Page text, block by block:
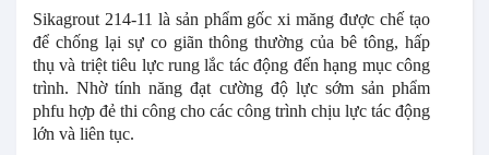
Sikagrout 214-11 là sản phẩm gốc xi măng được chế tạo
để chống lại sự co giãn thông thường của bê tông, hấp
thụ và triệt tiêu lực rung lắc tác động đến hạng mục công
trình. Nhờ tính năng đạt cường độ lực sớm sản phẩm
phfu hợp đẻ thi công cho các công trình chịu lực tác động
lớn và liên tục.